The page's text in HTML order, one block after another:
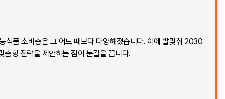
식품 소비층은 그 어느 때보다 다양해졌습니다. 이에 발맞춰 2030
형 전략을 제안하는 점이 눈길을 끕니다.